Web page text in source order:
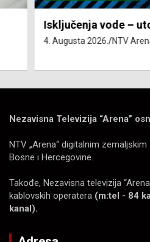
Isključenja vode –
4. Augusta 2026. NTV Arena
Nezavisna Televizija “Arena”
NTV „Arena“ digitalnim
Bosne i Hercegovine.
Takođe, Nezavisna televizija
kablovskih operatera (m:tel - 84
kanal).